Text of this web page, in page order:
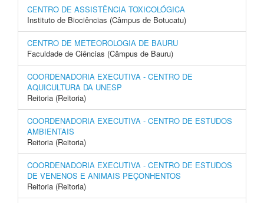
CENTRO DE ASSISTÊNCIA TOXICOLÓGICA
Instituto de Biociências (Câmpus de Botucatu)
CENTRO DE METEOROLOGIA DE BAURU
Faculdade de Ciências (Câmpus de Bauru)
COORDENADORIA EXECUTIVA - CENTRO DE
AQUICULTURA DA UNESP
Reitoria (Reitoria)
COORDENADORIA EXECUTIVA - CENTRO DE ESTUDOS
AMBIENTAIS
Reitoria (Reitoria)
COORDENADORIA EXECUTIVA - CENTRO DE ESTUDOS
DE VENENOS E ANIMAIS PEÇONHENTOS
Reitoria (Reitoria)